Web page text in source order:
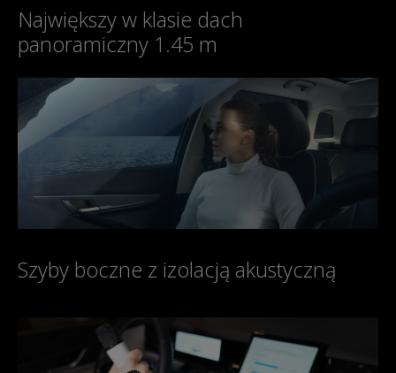
Największy w klasie dach
panoramiczny 1.45 m
Szyby boczne z izolacją akustyczną